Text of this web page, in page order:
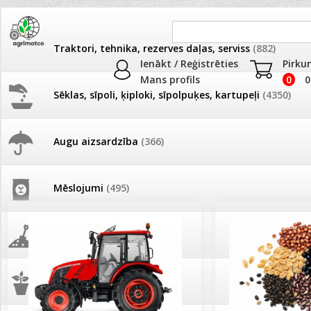
Ienākt / Reģistrēties
Mans profils
0
Traktori, tehnika, rezerves daļas, serviss (882)
Sēklas, sīpoli, ķiploki, sīpolpuķes, kartupeļi (4350)
Augu aizsardzība (366)
Mēslojumi (495)
Augsne, kūdra, mulča
Podi un kasetes(646)
JAUNUMI
Pašlasīšanas vietu katalogs
26.05. Vebinārs - Kā ierobežot
gliemežus piemājas dārzā un
Darba laiks Līgo svētkos
Ūdens piemērotības noteikšana
AKCIJAS
frēze + mulčieris +
AKCIJAS komplekts -
frontālais iekrāvējs
mulčieris + piekabe
AKCIJAS komplekts -
frēze + mulčieris